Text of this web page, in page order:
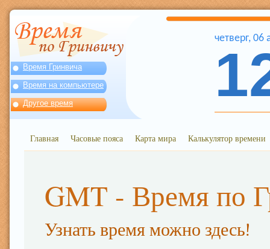
Время Гринвича
Время на компьютере
Другое время
четверг, 06
Главная Часовые пояса Карта мира Калькулятор времени
GMT - Время по
Узнать время можно здесь!